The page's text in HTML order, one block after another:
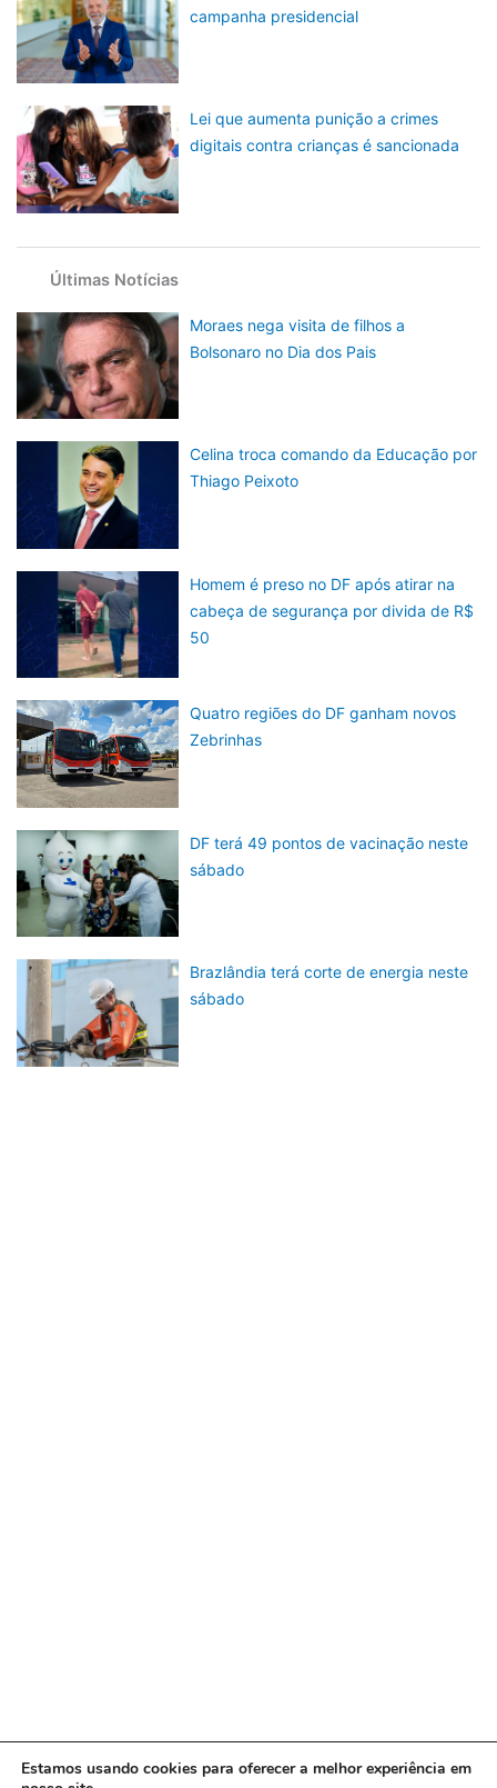
campanha presidencial
Lei que aumenta punição a crimes
digitais contra crianças é sancionada
Últimas Notícias
Moraes nega visita de filhos a
Bolsonaro no Dia dos Pais
Celina troca comando da Educação por
Thiago Peixoto
Homem é preso no DF após atirar na
cabeça de segurança por divida de R$
50
Quatro regiões do DF ganham novos
Zebrinhas
DF terá 49 pontos de vacinação neste
sábado
Brazlândia terá corte de energia neste
sábado
Estamos usando cookies para oferecer a melhor experiência em